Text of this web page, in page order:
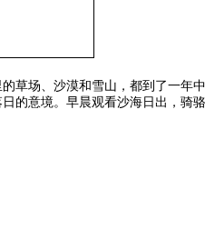
草场、沙漠和雪山，都到了一年
的意境。早晨观看沙海日出，骑